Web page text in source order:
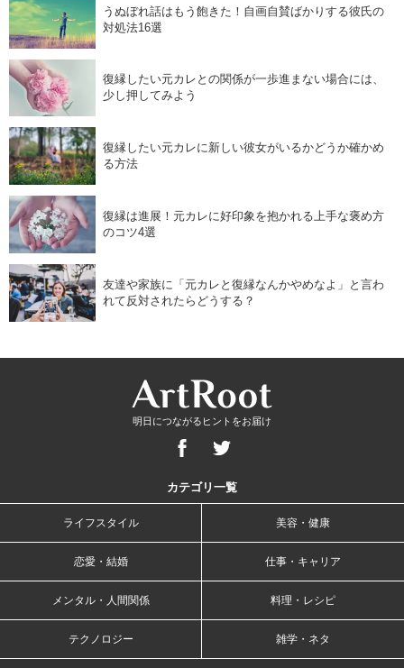
うぬぼれ話はもう飽きた！自画自賛ばかりする彼氏の
対処法16選
復縁したい元カレとの関係が一歩進まない場合には、
少し押してみよう
復縁したい元カレに新しい彼女がいるかどうか確かめ
る方法
復縁は進展！元カレに好印象を抱かれる上手な褒め方
のコツ4選
友達や家族に「元カレと復縁なんかやめなよ」と言わ
れて反対されたらどうする？
明日につながるヒントをお届け
カテゴリ一覧
ライフスタイル 美容・健康
恋愛・結婚 仕事・キャリア
メンタル・人間関係 料理・レシピ
テクノロジー 雑学・ネタ